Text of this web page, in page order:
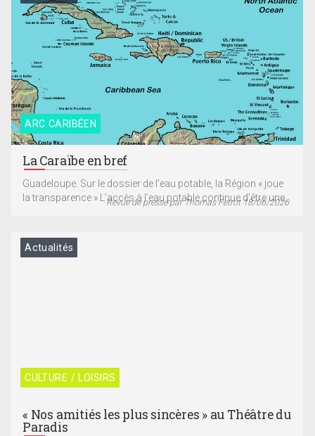
ARC CARIBÉEN
La Caraïbe en bref
Guadeloupe. Sur le dossier de l’eau potable, la Région « joue
la transparence » L’accès à l’eau potable continue d’être une...
Revue de presse par Thomas Fetrot 18/06/2026
CULTURE / LOISIRS
Actualités
« Nos amitiés les plus sincères » au Théâtre du
Paradis